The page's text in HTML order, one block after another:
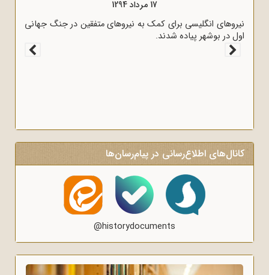
17 مرداد 1294
نیروهای انگلیسی برای کمک به نیروهای متفقین در جنگ جهانی
اول در بوشهر پیاده شدند.
کانال‌های اطلاع‌رسانی در پیام‌رسان‌ها
@historydocuments